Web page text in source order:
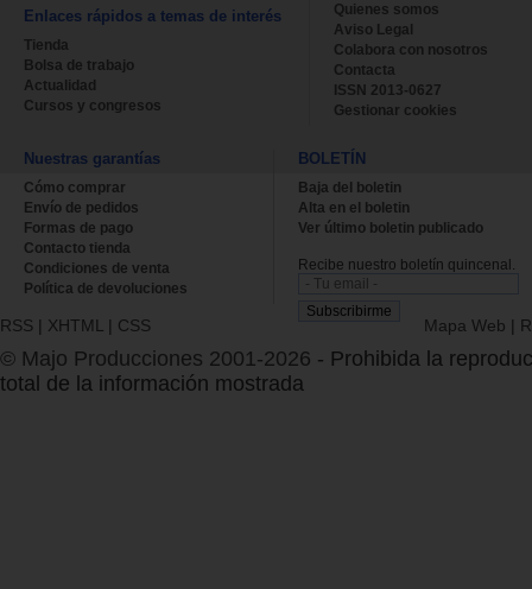
Enlaces rápidos a temas de interés
Tienda
Bolsa de trabajo
Actualidad
Cursos y congresos
Quienes somos
Aviso Legal
Colabora con nosotros
Contacta
ISSN 2013-0627
Gestionar cookies
Nuestras garantías
Cómo comprar
Envío de pedidos
Formas de pago
Contacto tienda
Condiciones de venta
Política de devoluciones
BOLETÍN
Baja del boletin
Alta en el boletin
Ver último boletin publicado
Recibe nuestro boletín quincenal.
RSS | XHTML | CSS Mapa Web |
© Majo Producciones 2001-2026 - Prohibida la
total de la información mostrada